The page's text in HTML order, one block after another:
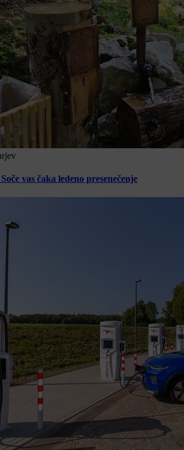
vas čaka ledeno presenečenje